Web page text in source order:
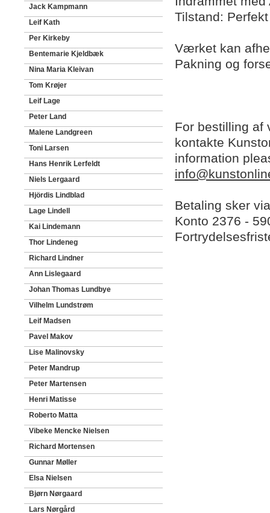
Jack Kampmann
Leif Kath
Per Kirkeby
Bentemarie Kjeldbæk
Nina Maria Kleivan
Tom Krøjer
Leif Lage
Peter Land
Malene Landgreen
Toni Larsen
Hans Henrik Lerfeldt
Niels Lergaard
Hjördis Lindblad
Lage Lindell
Kai Lindemann
Thor Lindeneg
Richard Lindner
Ann Lislegaard
Johan Thomas Lundbye
Vilhelm Lundstrøm
Leif Madsen
Pavel Makov
Lise Malinovsky
Peter Mandrup
Peter Martensen
Henri Matisse
Roberto Matta
Vibeke Mencke Nielsen
Richard Mortensen
Gunnar Møller
Elsa Nielsen
Bjørn Nørgaard
Lars Nørgård
Tilstand:
Værket kan
Pakning og
For bestilling af
kontakte
information
Betaling sker
Konto 2376 -